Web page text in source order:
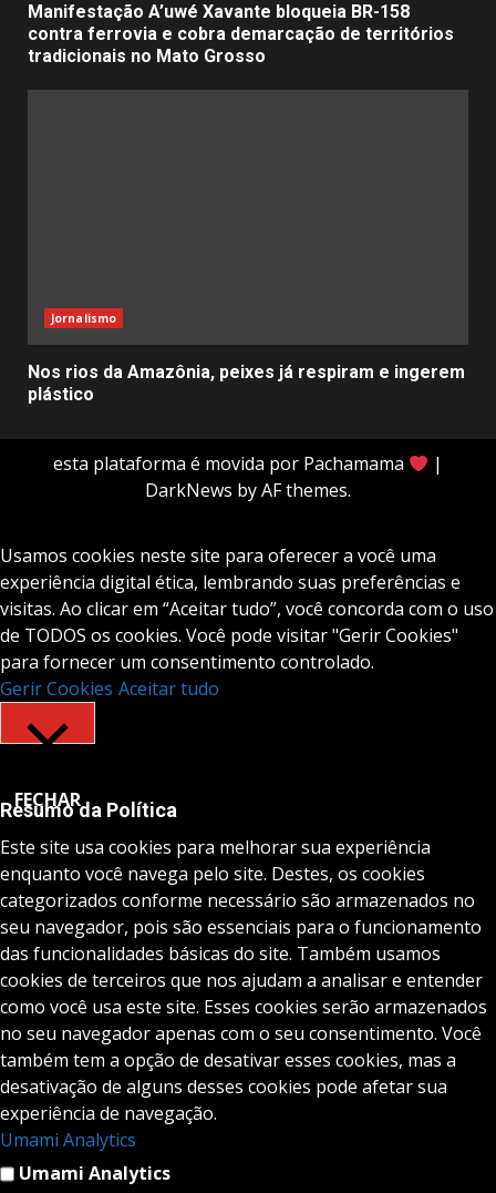
Manifestação A’uwé Xavante bloqueia BR-158
contra ferrovia e cobra demarcação de territórios
tradicionais no Mato Grosso
Jornalismo
Nos rios da Amazônia, peixes já respiram e ingerem
plástico
esta plataforma é movida por Pachamama
|
DarkNews by AF themes.
Usamos cookies neste site para oferecer a você uma
experiência digital ética, lembrando suas preferências e
visitas. Ao clicar em “Aceitar tudo”, você concorda com o uso
de TODOS os cookies. Você pode visitar "Gerir Cookies"
para fornecer um consentimento controlado.
Gerir Cookies Aceitar tudo
FECHAR
Resumo da Política
Este site usa cookies para melhorar sua experiência
enquanto você navega pelo site. Destes, os cookies
categorizados conforme necessário são armazenados no
seu navegador, pois são essenciais para o funcionamento
das funcionalidades básicas do site. Também usamos
cookies de terceiros que nos ajudam a analisar e entender
como você usa este site. Esses cookies serão armazenados
no seu navegador apenas com o seu consentimento. Você
também tem a opção de desativar esses cookies, mas a
desativação de alguns desses cookies pode afetar sua
experiência de navegação.
Umami Analytics
Umami Analytics